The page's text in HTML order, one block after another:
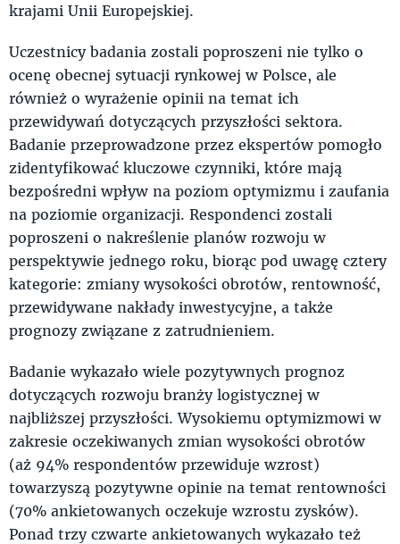
krajami Unii Europejskiej.
Uczestnicy badania zostali poproszeni nie tylko o
ocenę obecnej sytuacji rynkowej w Polsce, ale
również o wyrażenie opinii na temat ich
przewidywań dotyczących przyszłości sektora.
Badanie przeprowadzone przez ekspertów pomogło
zidentyfikować kluczowe czynniki, które mają
bezpośredni wpływ na poziom optymizmu i zaufania
na poziomie organizacji. Respondenci zostali
poproszeni o nakreślenie planów rozwoju w
perspektywie jednego roku, biorąc pod uwagę cztery
kategorie: zmiany wysokości obrotów, rentowność,
przewidywane nakłady inwestycyjne, a także
prognozy związane z zatrudnieniem.
Badanie wykazało wiele pozytywnych prognoz
dotyczących rozwoju branży logistycznej w
najbliższej przyszłości. Wysokiemu optymizmowi w
zakresie oczekiwanych zmian wysokości obrotów
(aż 94% respondentów przewiduje wzrost)
towarzyszą pozytywne opinie na temat rentowności
(70% ankietowanych oczekuje wzrostu zysków).
Ponad trzy czwarte ankietowanych wykazało też